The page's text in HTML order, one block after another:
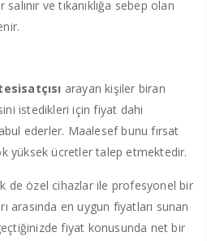
ve tıkanıklığa sebep olan
arayan kişiler biran
istedikleri için fiyat dahi
ederler. Maalesef bunu fırsat
yüksek ücretler talep etmektedir.
de özel cihazlar ile profesyonel bir
arasında en uygun fiyatları sunan
fiyat konusunda net bir